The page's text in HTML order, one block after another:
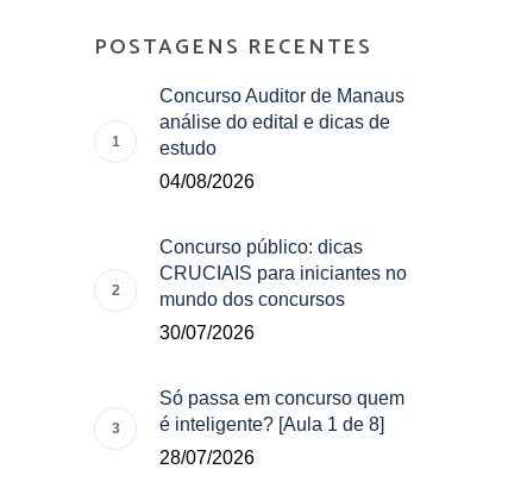
POSTAGENS RECENTES
Concurso Auditor de Manaus
análise do edital e dicas de
estudo
04/08/2026
Concurso público: dicas
CRUCIAIS para iniciantes no
mundo dos concursos
30/07/2026
Só passa em concurso quem
é inteligente? [Aula 1 de 8]
28/07/2026